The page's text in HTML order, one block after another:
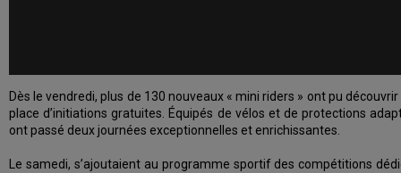
Dès le vendredi, plus de 130 nouveaux « mini riders » ont pu
place d’initiations gratuites. Équipés de vélos et de protections
ont passé deux journées exceptionnelles et enrichissantes.
Le samedi, s’ajoutaient au programme sportif des compétitions